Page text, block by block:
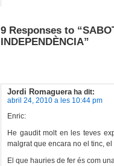
9 Responses to
INDEPENDÈNCIA”
Jordi Romaguera ha dit:
abril 24, 2010 a les 10:44 pm
Enric:
He gaudit molt en les teves
malgrat que encara no el tinc,
El que hauries de fer és com